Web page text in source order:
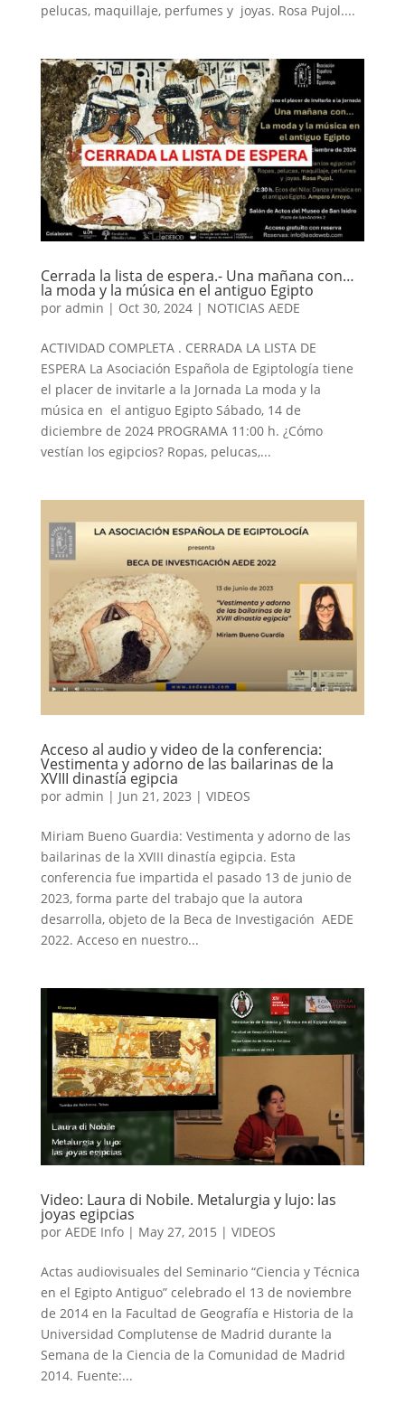
pelucas, maquillaje, perfumes y joyas. Rosa Pujol....
Cerrada la lista de espera.- Una mañana con…
la moda y la música en el antiguo Egipto
por admin | Oct 30, 2024| NOTICIAS AEDE
ACTIVIDAD COMPLETA . CERRADA LA LISTA DE
ESPERA La Asociación Española de Egiptología tiene
el placer de invitarle a la Jornada La moda y la
música en el antiguo Egipto Sábado, 14 de
diciembre de 2024 PROGRAMA 11:00 h. ¿Cómo
vestían los egipcios? Ropas, pelucas,...
Acceso al audio y video de la conferencia:
Vestimenta y adorno de las bailarinas de la
XVIII dinastía egipcia
por admin | Jun 21, 2023 | VIDEOS
Miriam Bueno Guardia: Vestimenta y adorno de las
bailarinas de la XVIII dinastía egipcia. Esta
conferencia fue impartida el pasado 13 de junio de
2023, forma parte del trabajo que la autora
desarrolla, objeto de la Beca de Investigación AEDE
2022. Acceso en nuestro...
Video: Laura di Nobile. Metalurgia y lujo: las
joyas egipcias
por AEDE Info| May 27, 2015 | VIDEOS
Actas audiovisuales del Seminario “Ciencia y Técnica
en el Egipto Antiguo” celebrado el 13 de noviembre
de 2014 en la Facultad de Geografía e Historia de la
Universidad Complutense de Madrid durante la
Semana de la Ciencia de la Comunidad de Madrid
2014. Fuente:...